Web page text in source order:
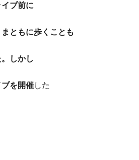
イブ前に
ともに歩くことも
しかし
を開催した